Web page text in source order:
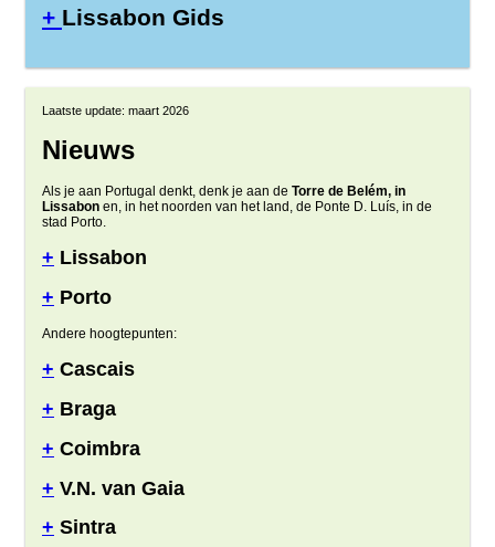
+ Lissabon Gids
Laatste update: maart 2026
Nieuws
Als je aan Portugal denkt, denk je aan de Torre de Belém, in
Lissabon en, in het noorden van het land, de Ponte D. Luís, in de
stad Porto.
+ Lissabon
+ Porto
Andere hoogtepunten:
+ Cascais
+ Braga
+ Coimbra
+ V.N. van Gaia
+ Sintra